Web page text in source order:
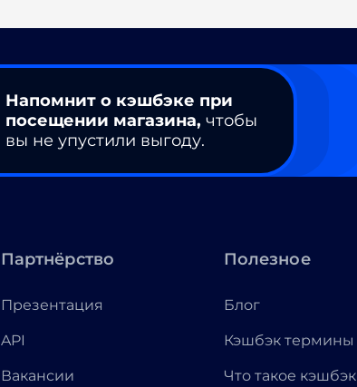
Напомнит о кэшбэке при
посещении магазина, чтобы
вы не упустили выгоду.
Партнёрство
Презентация
API
Вакансии
Полезное
Блог
Кэшбэк термины
Что такое кэшбэк